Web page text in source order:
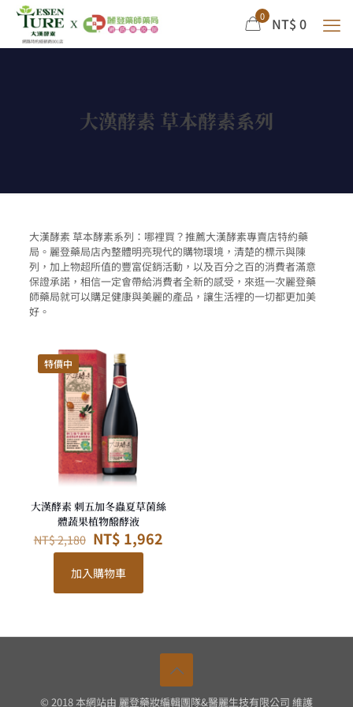
0 NT$ 0
大漢酵素 草本酵素系列
大漢酵素 草本酵素系列：哪裡買？推薦大漢酵素專賣店特約藥
局。麗登藥局店內整體明亮現代的購物環境，清楚的標示與陳
列，加上物超所值的豐富促銷活動，以及百分之百的消費者滿意
保證承諾，相信一定會帶給消費者全新的感受，來逛一次麗登藥
師藥局就可以購足健康與美麗的產品，讓生活裡的一切都更加美
好。
特價中
大漢酵素 刺五加冬蟲夏草菌絲
體蔬果植物醱酵液
NT$2,180 原
始
價
格：
NT$ 2,180。
NT$ 1,962目
加入購物車
© 2018 本網站由 麗登藥妝編輯團隊&醫麗生技有限公司 維護